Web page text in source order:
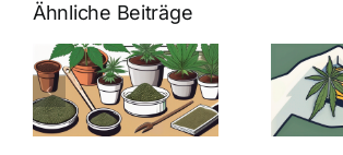
Ähnliche Beiträge
Neue THC-
Grenzwert-
Regelung:
Was Sie über
Cannabis und